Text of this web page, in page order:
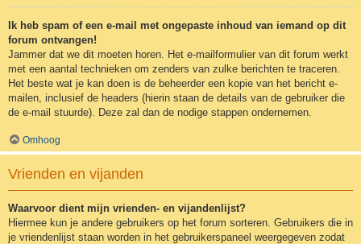
Ik heb spam of een e-mail met ongepaste inhoud van iemand op dit
forum ontvangen!
Jammer dat we dit moeten horen. Het e-mailformulier van dit forum werkt
met een aantal technieken om zenders van zulke berichten te traceren.
Het beste wat je kan doen is de beheerder een kopie van het bericht e-
mailen, inclusief de headers (hierin staan de details van de gebruiker die
de e-mail stuurde). Deze zal dan de nodige stappen ondernemen.
Omhoog
Vrienden en vijanden
Waarvoor dient mijn vrienden- en vijandenlijst?
Hiermee kun je andere gebruikers op het forum sorteren. Gebruikers die in
je vriendenlijst staan worden in het gebruikerspaneel weergegeven zodat